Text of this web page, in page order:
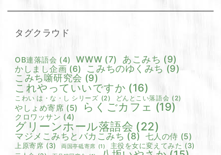
タグクラウド
OB連落語会 (4) WWW (7) あこみち (9)
かしまし企画 (6) こみちのゆくみち (9)
こみち噺研究会 (9)
これやっていいですか (16)
こわい は・な・し シリーズ (2) どんとこい落語会 (2)
やしょめ寄席 (5) らくごカフェ (19)
クロワッサン (4)
グリーンホール落語会 (22)
マジメこみちとバカこみち (8) 七人の侍 (5)
上原寄席 (3) 両国亭砥寄席 (1) 主役を女に変えてみた (3)